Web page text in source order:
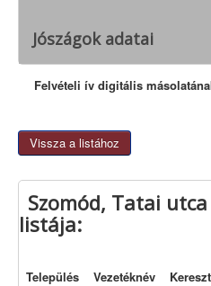
Jószágok adatai
Felvételi ív digitális
Vissza a listához
Szomód, Tatai
listája:
Település Vezetéknév